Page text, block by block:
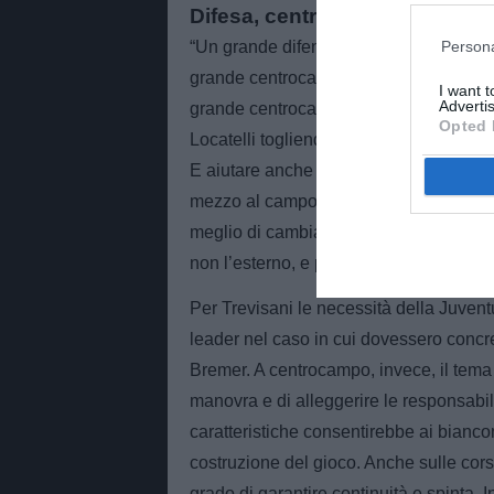
I want
Opted
Difesa, centrocampo e
“Un grande difensore centrale, anche
grande centrocampista, questo forse
grande centrocampista, un regista,
Locatelli togliendogli anche quel tipo
E aiutare anche gli altri a gestire
mezzo al campo, cioè uno che giochi
meglio di cambiaso dell’ultimo anno,
non l’esterno, e poi appunto
Per Trevisani le necessità della
leader nel caso in cui dovessero
Bremer. A centrocampo, invece, il
manovra e di alleggerire le
caratteristiche consentirebbe ai
costruzione del gioco. Anche sulle